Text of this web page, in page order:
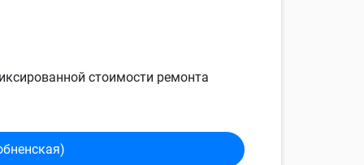
стоимости ремонта